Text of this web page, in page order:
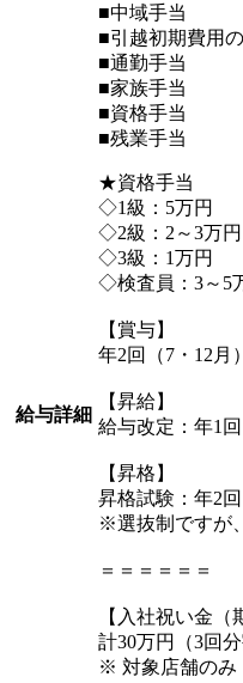
給与詳細
■中域手当
■引越初期費用
■通勤手当
■家族手当
■資格手当
■残業手当
★資格手当
◇1級：5万円
◇2級：2～3万円
◇3級：1万円
◇検査員：3～5
【賞与】
年2回（7・12月
【昇給】
給与改定：年1回
【昇格】
昇格試験：年2回
※選抜制ですが
＝＝＝＝＝＝
【入社祝い金（
計30万円（3回分
※ 対象店舗のみ